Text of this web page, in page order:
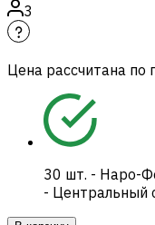
3
Цена рассчитана по
30 шт. - Наро-
- Центральный